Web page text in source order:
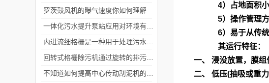
4）占地面积
5）操作管理
6）易于从传
其运行特征：
一、 浸没放置，膜组
二、 低压(抽吸或重
罗茨鼓风机的曝气速度你如何理解